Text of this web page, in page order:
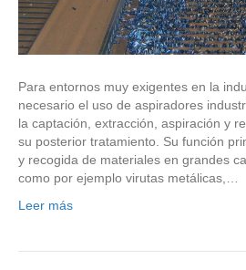
Para entornos muy exigentes en la
necesario el uso de aspiradores
la captación, extracción, aspiración y
su posterior tratamiento. Su función
y recogida de materiales en grandes
como por ejemplo virutas metálicas,…
Leer más